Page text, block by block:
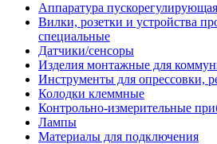
Аппаратура пускорегулирующая
Вилки, розетки и устройства
специальные
Датчики/сенсоры
Изделия монтажные для
Инструменты для опрессовки,
Колодки клеммные
Контрольно-измерительные
Лампы
Материалы для подключения